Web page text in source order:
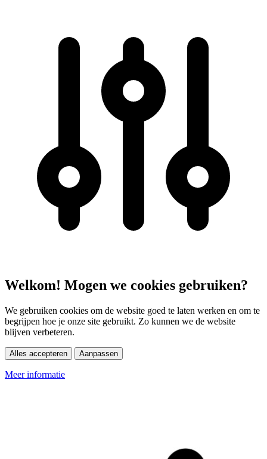
Welkom! Mogen we cookies gebruiken?
We gebruiken cookies om de website goed te laten werken en om te
begrijpen hoe je onze site gebruikt. Zo kunnen we de website
blijven verbeteren.
Alles accepteren Aanpassen
Meer informatie